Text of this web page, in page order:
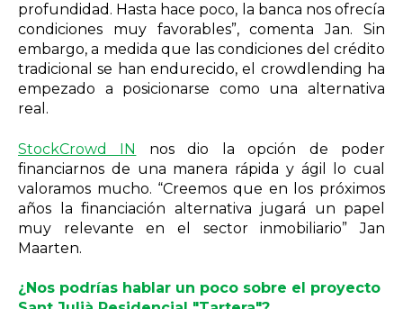
profundidad. Hasta hace poco, la banca nos ofrecía
condiciones muy favorables”, comenta Jan. Sin
embargo, a medida que las condiciones del crédito
tradicional se han endurecido, el crowdlending ha
empezado a posicionarse como una alternativa
real.
StockCrowd IN
nos dio la opción de poder
financiarnos de una manera rápida y ágil lo cual
valoramos mucho. “Creemos que en los próximos
años la financiación alternativa jugará un papel
muy relevante en el sector inmobiliario” Jan
Maarten.
¿Nos podrías hablar un poco sobre el proyecto